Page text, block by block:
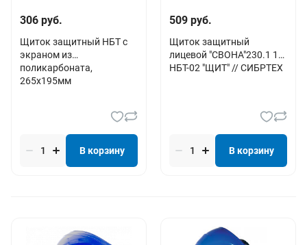
306 руб.
Щиток защитный НБТ с
экраном из
поликарбоната,
265х195мм
В корзину
509 руб.
Щиток защитный
лицевой "СВОНА"230.1 1F
НБТ-02 "ЩИТ" // СИБРТЕХ
В корзину